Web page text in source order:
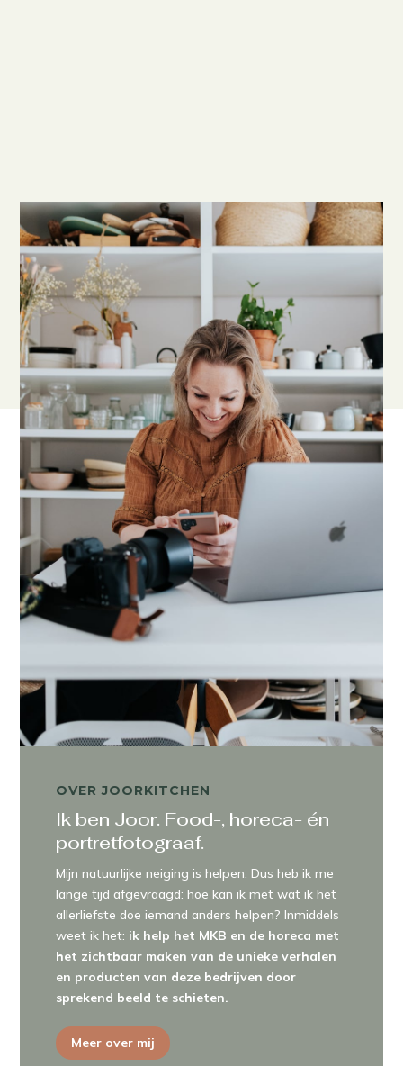
OVER JOORKITCHEN
Ik ben Joor. Food-, horeca- én
portretfotograaf.
Mijn natuurlijke neiging is helpen. Dus heb ik me
lange tijd afgevraagd: hoe kan ik met wat ik het
allerliefste doe iemand anders helpen? Inmiddels
weet ik het: ik help het MKB en de horeca met
het zichtbaar maken van de unieke verhalen
en producten van deze bedrijven door
sprekend beeld te schieten.
Meer over mij